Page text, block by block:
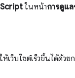
ในหน้าการดูแ
ห้เว็บไซต์เร็วขึ้นได้ด้